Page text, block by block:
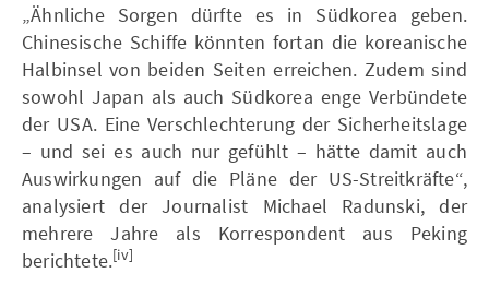
„Ähnliche Sorgen dürfte es in Südkorea geben.
Chinesische Schiffe könnten fortan die koreanische
Halbinsel von beiden Seiten erreichen. Zudem sind
sowohl Japan als auch Südkorea enge Verbündete
der USA. Eine Verschlechterung der Sicherheitslage
– und sei es auch nur gefühlt – hätte damit auch
Auswirkungen auf die Pläne der US-Streitkräfte“,
analysiert der Journalist Michael Radunski, der
mehrere Jahre als Korrespondent aus Peking
berichtete.[iv]